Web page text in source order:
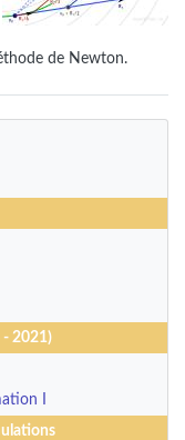
de Newton.
- 2021)
I